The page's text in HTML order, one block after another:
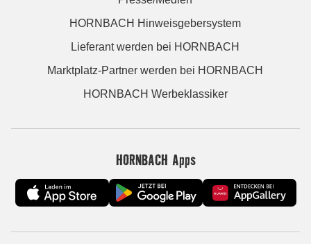
HORNBACH Hinweisgebersystem
Lieferant werden bei HORNBACH
Marktplatz-Partner werden bei HORNBACH
HORNBACH Werbeklassiker
HORNBACH Apps